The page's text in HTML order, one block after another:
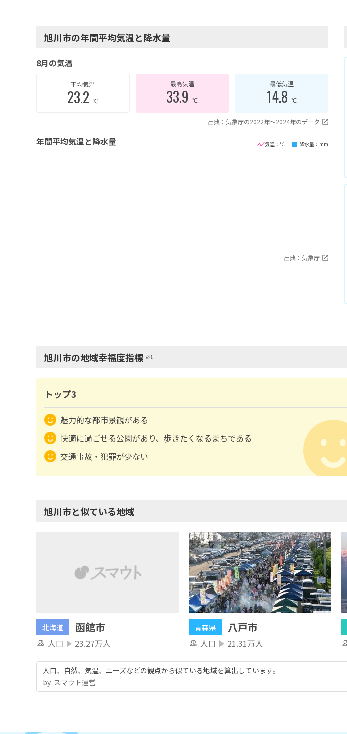
旭川市の年間平均気温と降水量
8月の気温
平均気温
23.2℃
最高気温
33.9℃
最低気温
14.8℃
出典：気象庁の2022年〜2024年のデータ
年間平均気温と降水量 気温：℃ 降水量：mm
出典：気象庁
旭川市の地域幸福度指標 ※1
トップ3
魅力的な都市景観がある
快適に過ごせる公園があり、歩きたくなるまちである
交通事故・犯罪が少ない
旭川市と似ている地域
北海道 函館市
人口 23.27万人
青森県 八戸市
人口 21.31万人
人口、自然、気温、ニーズなどの観点から似ている地域を算出しています。
by.︎ スマウト運営